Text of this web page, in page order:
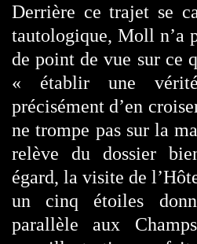
Derrière ce trajet se
tautologique, Moll n’a
de point de vue sur ce
« établir une
précisément d’en
ne trompe pas sur la
relève du dossier
égard, la visite de
un cinq étoiles
parallèle aux